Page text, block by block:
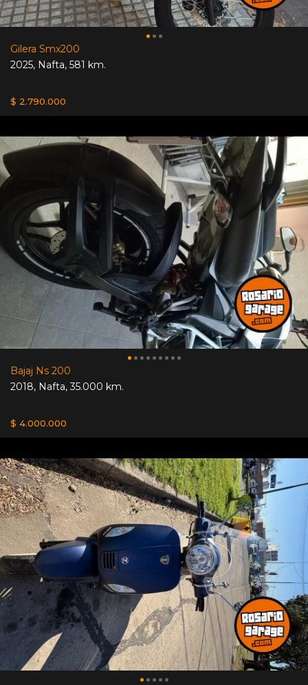
Gilera Smx200
2025, Nafta, 581 km.
$ 2.790.000
Bajaj Ns 200
2018, Nafta,35.000 km.
$ 4.000.000